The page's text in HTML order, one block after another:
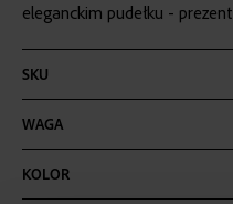
eleganckim pudełku -
informacji
SKU
WAGA
KOLOR